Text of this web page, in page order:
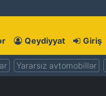
Qeydiyyat Giriş
Yararsız avtomobillər